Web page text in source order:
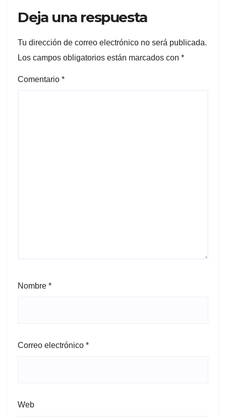
Deja una respuesta
Tu dirección de correo electrónico no será publicada.
Los campos obligatorios están marcados con *
Comentario *
Nombre *
Correo electrónico *
Web